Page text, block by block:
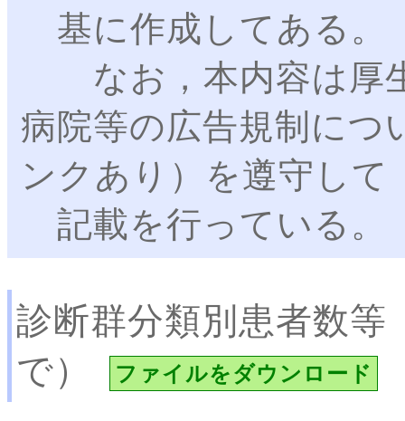
基に作成してある。
なお，本内容は厚
病院等の広告規制につ
ンクあり）を遵守して
記載を行っている。
診断群分類別患者数等
で）
ファイルをダウンロード